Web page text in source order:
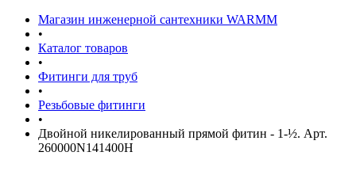
Магазин инженерной сантехники WARMM
•
Каталог товаров
•
Фитинги для труб
•
Резьбовые фитинги
•
Двойной никелированный прямой фитин - 1-½. Арт.
260000N141400H